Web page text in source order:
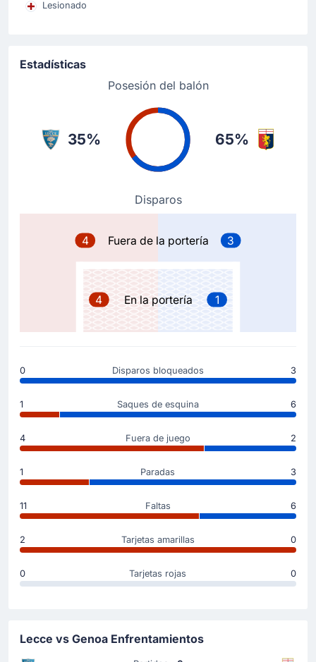
60'
Sabelli por Wedtoin Ouedraogo en Lecce.
Cambio de jugador
Oumar Ngom
Omri Gandelman
Omri Gandelman entra por Oumar Ngom para el US
Tarjeta amarilla
Ylber Ramadani
Lameck Banda(Goleador)
Estadio Via del Mare.
Comienza el partido
Lesionado
Estadísticas
Posesión del balón
35% 65%
Disparos
4 Fuera de la portería 3
4 En la portería 1
0 Disparos bloqueados 3
1 Saques de esquina 6
4 Fuera de juego 2
1 Paradas 3
11 Faltas 6
2 Tarjetas amarillas 0
0 Tarjetas rojas 0
Lecce vs Genoa Enfrentamientos